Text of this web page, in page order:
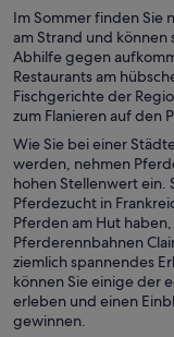
Im Sommer finden Sie
am Strand und können
Abhilfe gegen
Restaurants am
Fischgerichte der
zum Flanieren auf den
Wie Sie bei einer
werden, nehmen
hohen Stellenwert ein.
Pferdezucht in
Pferden am Hut
Pferderennbahnen
ziemlich spannendes
können Sie einige der
erleben und einen
gewinnen.